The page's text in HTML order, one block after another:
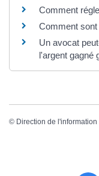
Comment
Comment
Un avocat
l'argent gagné
© Direction de